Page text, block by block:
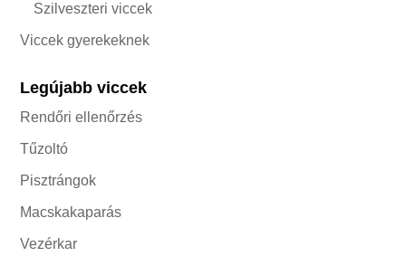
Szilveszteri viccek
Viccek gyerekeknek
Legújabb viccek
Rendőri ellenőrzés
Tűzoltó
Pisztrángok
Macskakaparás
Vezérkar